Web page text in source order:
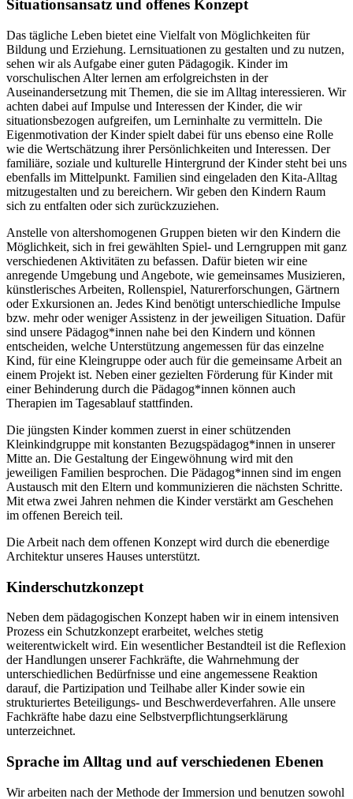
Situationsansatz und offenes Konzept
Das tägliche Leben bietet eine Vielfalt von Möglichkeiten für
Bildung und Erziehung. Lernsituationen zu gestalten und zu nutzen,
sehen wir als Aufgabe einer guten Pädagogik. Kinder im
vorschulischen Alter lernen am erfolgreichsten in der
Auseinandersetzung mit Themen, die sie im Alltag interessieren. Wir
achten dabei auf Impulse und Interessen der Kinder, die wir
situationsbezogen aufgreifen, um Lerninhalte zu vermitteln. Die
Eigenmotivation der Kinder spielt dabei für uns ebenso eine Rolle
wie die Wertschätzung ihrer Persönlichkeiten und Interessen. Der
familiäre, soziale und kulturelle Hintergrund der Kinder steht bei uns
ebenfalls im Mittelpunkt. Familien sind eingeladen den Kita-Alltag
mitzugestalten und zu bereichern. Wir geben den Kindern Raum
sich zu entfalten oder sich zurückzuziehen.
Anstelle von altershomogenen Gruppen bieten wir den Kindern die
Möglichkeit, sich in frei gewählten Spiel- und Lerngruppen mit ganz
verschiedenen Aktivitäten zu befassen. Dafür bieten wir eine
anregende Umgebung und Angebote, wie gemeinsames Musizieren,
künstlerisches Arbeiten, Rollenspiel, Naturerforschungen, Gärtnern
oder Exkursionen an. Jedes Kind benötigt unterschiedliche Impulse
bzw. mehr oder weniger Assistenz in der jeweiligen Situation. Dafür
sind unsere Pädagog*innen nahe bei den Kindern und können
entscheiden, welche Unterstützung angemessen für das einzelne
Kind, für eine Kleingruppe oder auch für die gemeinsame Arbeit an
einem Projekt ist. Neben einer gezielten Förderung für Kinder mit
einer Behinderung durch die Pädagog*innen können auch
Therapien im Tagesablauf stattfinden.
Die jüngsten Kinder kommen zuerst in einer schützenden
Kleinkindgruppe mit konstanten Bezugspädagog*innen in unserer
Mitte an. Die Gestaltung der Eingewöhnung wird mit den
jeweiligen Familien besprochen. Die Pädagog*innen sind im engen
Austausch mit den Eltern und kommunizieren die nächsten Schritte.
Mit etwa zwei Jahren nehmen die Kinder verstärkt am Geschehen
im offenen Bereich teil.
Die Arbeit nach dem offenen Konzept wird durch die ebenerdige
Architektur unseres Hauses unterstützt.
Kinderschutzkonzept
Neben dem pädagogischen Konzept haben wir in einem intensiven
Prozess ein Schutzkonzept erarbeitet, welches stetig
weiterentwickelt wird. Ein wesentlicher Bestandteil ist die Reflexion
der Handlungen unserer Fachkräfte, die Wahrnehmung der
unterschiedlichen Bedürfnisse und eine angemessene Reaktion
darauf, die Partizipation und Teilhabe aller Kinder sowie ein
strukturiertes Beteiligungs- und Beschwerdeverfahren. Alle unsere
Fachkräfte habe dazu eine Selbstverpflichtungserklärung
unterzeichnet.
Sprache im Alltag und auf verschiedenen Ebenen
Wir arbeiten nach der Methode der Immersion und benutzen sowohl